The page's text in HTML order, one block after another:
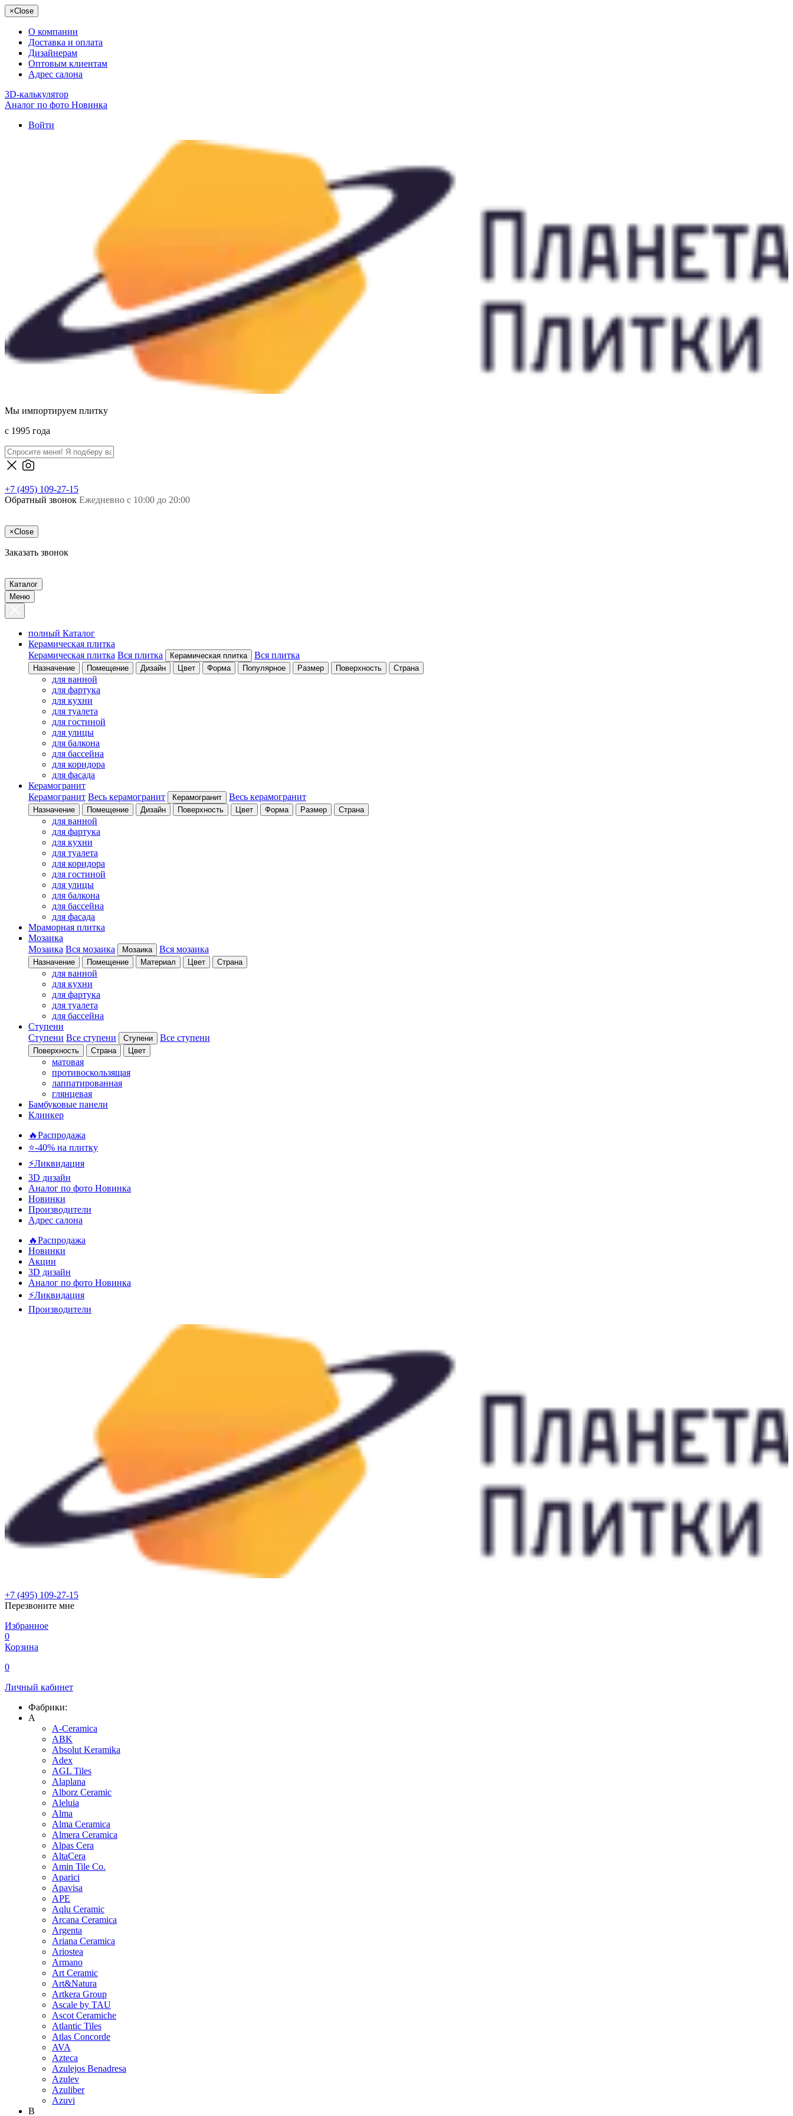
×Close
О компании
Доставка и оплата
Дизайнерам
Оптовым клиентам
Адрес салона
3D-калькулятор
Аналог по фото Новинка
Войти
Мы импортируем плитку
c 1995 года
+7 (495) 109-27-15
Обратный звонок Ежедневно с 10:00 до 20:00
×Close
Заказать звонок
Каталог
Меню
полный Каталог
Керамическая плитка
Керамическая плитка Вся плитка Керамическая плитка Вся плитка
Назначение Помещение Дизайн Цвет Форма Популярное Размер Поверхность Страна
для ванной
для фартука
для кухни
для туалета
для гостиной
для улицы
для балкона
для бассейна
для коридора
для фасада
Керамогранит
Керамогранит Весь керамогранит Керамогранит Весь керамогранит
Назначение Помещение Дизайн Поверхность Цвет Форма Размер Страна
для ванной
для фартука
для кухни
для туалета
для коридора
для гостиной
для улицы
для балкона
для бассейна
для фасада
Мраморная плитка
Мозаика
Мозаика Вся мозаика Мозаика Вся мозаика
Назначение Помещение Материал Цвет Страна
для ванной
для кухни
для фартука
для туалета
для бассейна
Ступени
Ступени Все ступени Ступени Все ступени
Поверхность Страна Цвет
матовая
противоскользящая
лаппатированная
глянцевая
Бамбуковые панели
Клинкер
🔥Распродажа
⭐-40% на плитку
⚡️Ликвидация
3D дизайн
Аналог по фото Новинка
Новинки
Производители
Адрес салона
🔥Распродажа
Новинки
Акции
3D дизайн
Аналог по фото Новинка
⚡Ликвидация
Производители
+7 (495) 109-27-15
Перезвоните мне
Избранное
0
Корзина
0
Личный кабинет
Фабрики:
A
A-Ceramica
ABK
Absolut Keramika
Adex
AGL Tiles
Alaplana
Alborz Ceramic
Aleluia
Alma
Alma Ceramica
Almera Ceramica
Alpas Cera
AltaCera
Amin Tile Co.
Aparici
Apavisa
APE
Aqlu Ceramic
Arcana Ceramica
Argenta
Ariana Ceramica
Ariostea
Armano
Art Ceramic
Art&Natura
Artkera Group
Ascale by TAU
Ascot Ceramiche
Atlantic Tiles
Atlas Concorde
AVA
Azteca
Azulejos Benadresa
Azulev
Azuliber
Azuvi
B